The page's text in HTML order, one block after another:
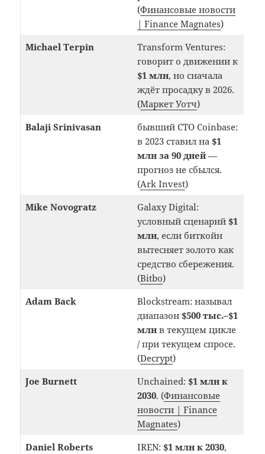
(Финансовые новости
| Finance Magnates)
Michael Terpin
Transform Ventures:
говорит о движении к
$1 млн, но сначала
ждёт просадку в 2026.
(Маркет Уотч)
Balaji Srinivasan
бывший CTO Coinbase:
в 2023 ставил на $1
млн за 90 дней—
прогноз не сбылся.
(Ark Invest)
Mike Novogratz
Galaxy Digital:
условный сценарий $1
млн, если биткойн
вытесняет золото как
средство сбережения.
(Bitbo)
Adam Back
Blockstream: называл
диапазон $500 тыс.–$1
млнв текущем цикле
/ при текущем спросе.
(Decrypt)
Joe Burnett
Unchained: $1 млн к
2030. (Финансовые
новости | Finance
Magnates)
Daniel Roberts
IREN: $1 млн к 2030,